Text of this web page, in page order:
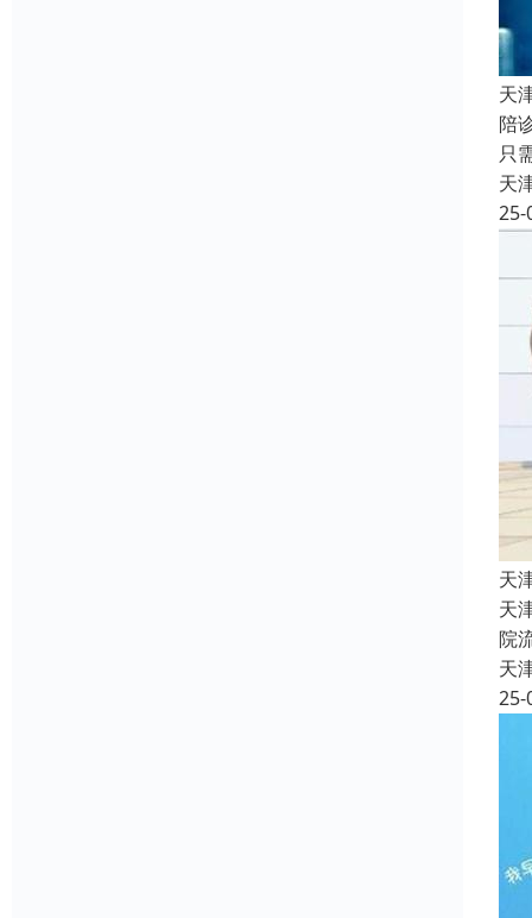
天
陪
只
天
25-
天
天
院
天
25-